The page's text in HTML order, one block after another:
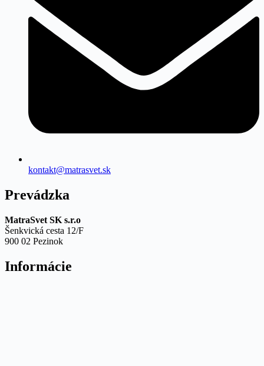
kontakt@matrasvet.sk
Prevádzka
MatraSvet SK s.r.o
Šenkvická cesta 12/F
900 02 Pezinok
Informácie